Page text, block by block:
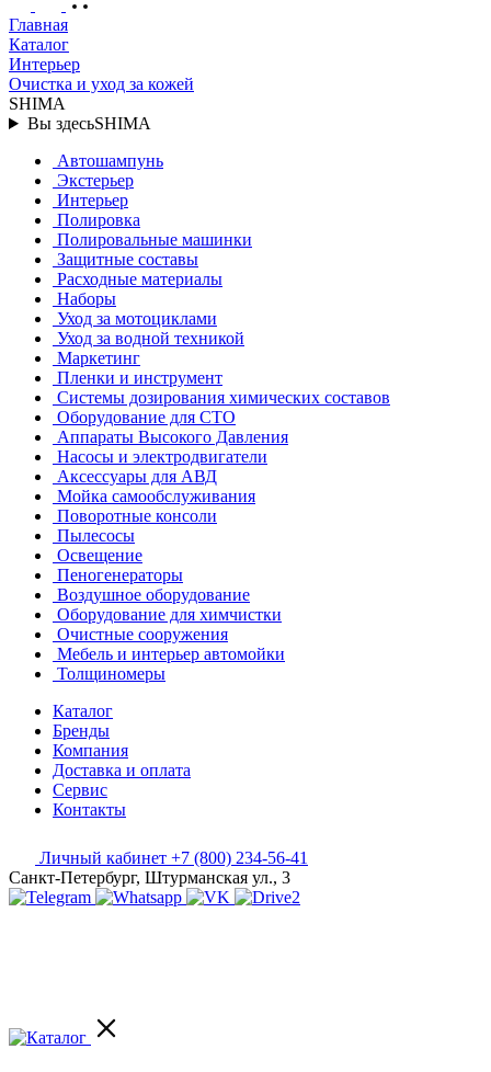
Главная
Каталог
Интерьер
Очистка и уход за кожей
SHIMA
Вы здесьSHIMA
Автошампунь
Экстерьер
Интерьер
Полировка
Полировальные машинки
Защитные составы
Расходные материалы
Наборы
Уход за мотоциклами
Уход за водной техникой
Маркетинг
Пленки и инструмент
Системы дозирования химических составов
Оборудование для СТО
Аппараты Высокого Давления
Насосы и электродвигатели
Аксессуары для АВД
Мойка самообслуживания
Поворотные консоли
Пылесосы
Освещение
Пеногенераторы
Воздушное оборудование
Оборудование для химчистки
Очистные сооружения
Мебель и интерьер автомойки
Толщиномеры
Каталог
Бренды
Компания
Доставка и оплата
Сервис
Контакты
Личный кабинет +7 (800) 234-56-41
Санкт-Петербург, Штурманская ул., 3